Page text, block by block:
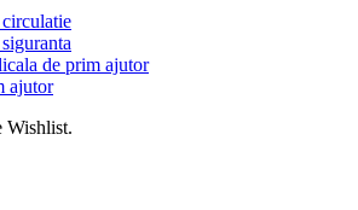
circulatie
de prim ajutor
ajutor
Wishlist.